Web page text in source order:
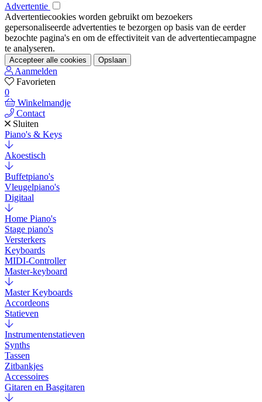
Advertentie
Advertentiecookies worden gebruikt om bezoekers
gepersonaliseerde advertenties te bezorgen op basis van de eerder
bezochte pagina's en om de effectiviteit van de advertentiecampagne
te analyseren.
Accepteer alle cookies Opslaan
Aanmelden
Favorieten
0
Winkelmandje
Contact
Sluiten
Piano's & Keys
Akoestisch
Buffetpiano's
Vleugelpiano's
Digitaal
Home Piano's
Stage piano's
Versterkers
Keyboards
MIDI-Controller
Master-keyboard
Master Keyboards
Accordeons
Statieven
Instrumentenstatieven
Synths
Tassen
Zitbankjes
Accessoires
Gitaren en Basgitaren